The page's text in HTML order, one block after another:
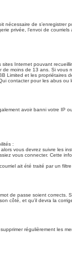
de
privée, l’envoi de
Internet pouvant
moins de 13 ans. Si
Limited et les
contacter pour les abus ou
avoir banni votre IP
:
vous devrez suivre les
vous connecter. Cette
ait été traité par un
de passe soient corrects.
côté, et qu’il devra la
régulièrement les